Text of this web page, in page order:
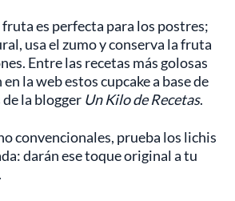
fruta es perfecta para los postres;
usa el zumo y conserva la fruta
Entre las recetas más golosas
la web estos cupcake a base de
la blogger Un Kilo de Recetas.
convencionales, prueba los lichis
darán ese toque original a tu